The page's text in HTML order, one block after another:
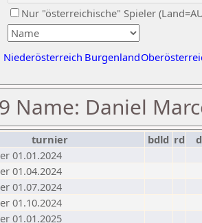
Nur "österreichische" Spieler
Niederösterreich Burgenland
Name: Daniel
turnier bdld rd
01.01.2024
01.04.2024
01.07.2024
01.10.2024
01.01.2025